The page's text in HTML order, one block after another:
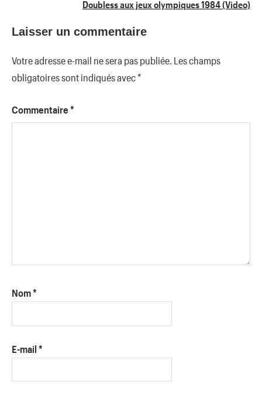
Doubless aux jeux olympiques 1984 (Video)
Laisser un commentaire
Votre adresse e-mail ne sera pas publiée. Les champs
obligatoires sont indiqués avec*
Commentaire *
Nom*
E-mail *